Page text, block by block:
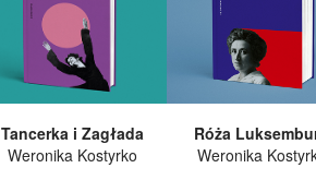
Tancerka i Zagłada
Weronika Kostyrko
Róża
Weronika